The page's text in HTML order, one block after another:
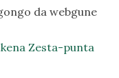
da webgune
Zesta-punta